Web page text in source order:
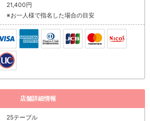
21,400円
※お一人様で指名した場合の目安
店舗詳細情報
25テーブル